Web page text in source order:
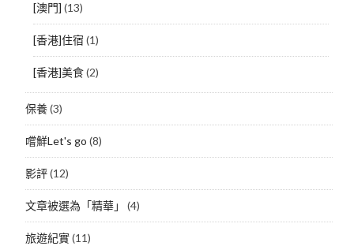
[澳門] (13)
[香港]住宿 (1)
[香港]美食(2)
保養(3)
嚐鮮Let's go (8)
影評(12)
文章被選為「精華」 (4)
旅遊紀實(11)